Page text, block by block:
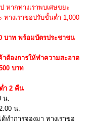
หากทางเราพบเศษขยะ
ทางเราขอปรับขั้นต่ำ 1,000
บาท พร้อมบัตรประชาชน
ต้องการให้ทำความสะอาด
บาท
ำ 2 คืน
น.
น.
ำการจองมา ทางเราขอ